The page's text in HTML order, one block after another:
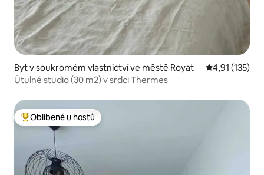
Byt v soukromém vlastnictví ve městě Royat Průměrné
4,91 (135)
Útulné studio (30 m2) v srdci Thermes
Nejlepší v kategorii Oblíbené u hostů
Oblíbené u hostů